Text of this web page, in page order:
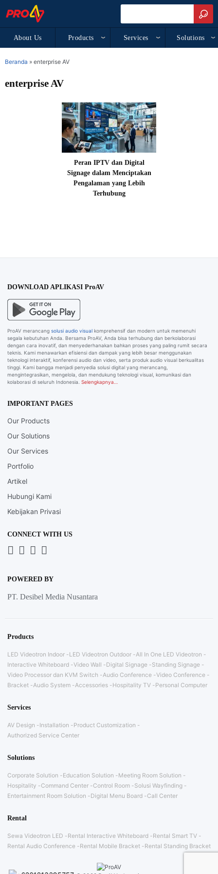
About Us Products Services Solutions
Beranda » enterprise AV
enterprise AV
Peran IPTV dan Digital
Signage dalam Menciptakan
Pengalaman yang Lebih
Terhubung
DOWNLOAD APLIKASI ProAV
ProAV merancang solusi audio visual komprehensif dan modern untuk memenuhi
segala kebutuhan Anda. Bersama ProAV, Anda bisa terhubung dan berkolaborasi
dengan cara inovatif, dan menyederhanakan bahkan proses yang paling rumit secara
teknis. Kami menawarkan efisiensi dan dampak yang lebih besar menggunakan
teknologi interaktif, konferensi audio dan video, serta produk audio visual berkualitas
tinggi. Kami bangga menjadi penyedia solusi digital yang merancang,
mengintegrasikan, mengelola, dan mendukung teknologi visual, komunikasi dan
kolaborasi di seluruh Indonesia. Selengkapnya…
IMPORTANT PAGES
Our Products
Our Solutions
Our Services
Portfolio
Artikel
Hubungi Kami
Kebijakan Privasi
CONNECT WITH US
POWERED BY
PT. Desibel Media Nusantara
Products
LED Videotron Indoor LED Videotron Outdoor
All In One LED Videotron
Interactive Whiteboard Video Wall Digital Signage
Standing Signage
Video Processor dan KVM Switch
Audio Conference Video Conference
Bracket
Audio System Accessories Hospitality TV Personal Computer
Services
AV Design Installation
Product Customization
Authorized Service Center
Solutions
Corporate Solution Education Solution
Meeting Room Solution
Hospitality
Command Center Control Room
Solusi Wayfinding
Entertainment Room Solution
Digital Menu Board Call Center
Rental
Sewa Videotron LED Rental Interactive Whiteboard
Rental Smart TV
Rental Audio Conference
Rental Mobile Bracket Rental Standing Bracket